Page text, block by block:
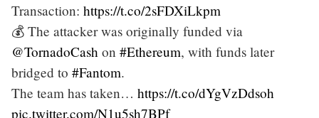
Transaction: https://t.co/2sFDXiLkpm
💰 The attacker was originally funded via
@TornadoCash on #Ethereum, with funds later
bridged to #Fantom.
The team has taken… https://t.co/dYgVzDdsoh
pic.twitter.com/N1u5sh7BPf